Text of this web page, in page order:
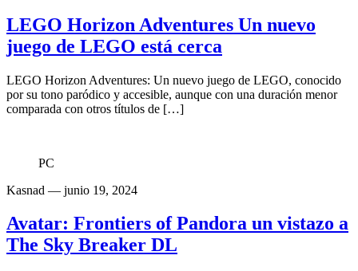
LEGO Horizon Adventures Un nuevo
juego de LEGO está cerca
LEGO Horizon Adventures: Un nuevo juego de LEGO, conocido
por su tono paródico y accesible, aunque con una duración menor
comparada con otros títulos de […]
PC
Kasnad — junio 19, 2024
Avatar: Frontiers of Pandora un vistazo a
The Sky Breaker DL